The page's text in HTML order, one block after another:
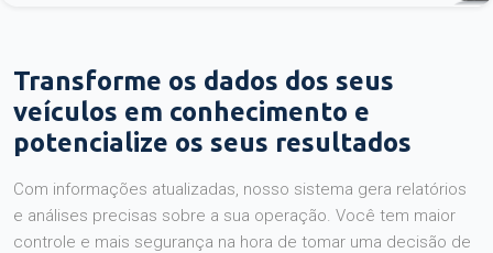
Transforme os dados dos seus
veículos em conhecimento e
potencialize os seus resultados
Com informações atualizadas, nosso sistema gera relatórios
e análises precisas sobre a sua operação. Você tem maior
controle e mais segurança na hora de tomar uma decisão de